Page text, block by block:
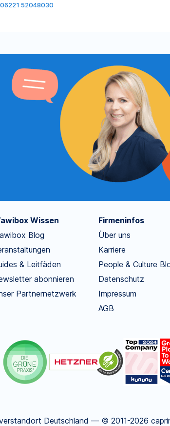
06221 52048030
Wissen
Blog
& Leitfäden
abonnieren
Partnernetzwerk
Firmeninfos
Über uns
Karriere
People & Culture
Datenschutz
Impressum
AGB
Deutschland — © 2011-2026